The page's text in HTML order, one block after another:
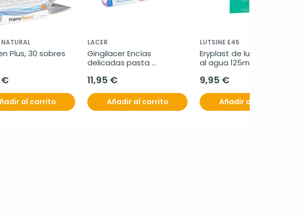
Plus, 30 sobres
€
al carrito
LACER
Gingilacer Encías
delicadas pasta
11,95 €
Añadir al carrito
LUTSINE E45
Eryplast de lutsine pasta
al agua 125ml
9,95 €
Añadir al carrito